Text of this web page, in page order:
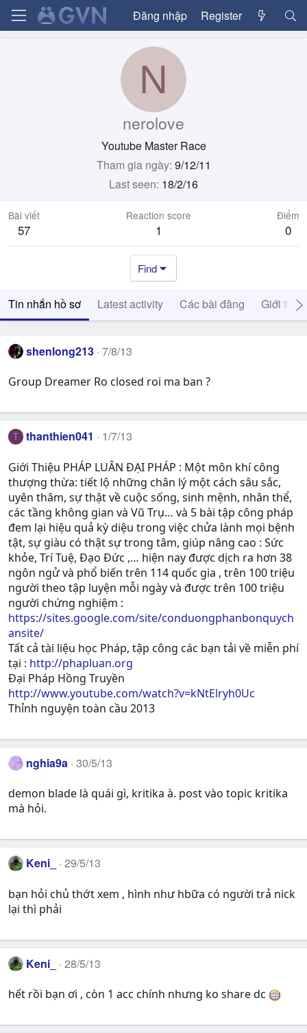
Đăng nhập Register
N
nerolove
Youtube Master Race
Tham gia ngày 9/12/11
Last seen 18/2/16
Bài viết
57
Reaction score
1
Điểm
0
Find
Tin nhắn hồ sơ Latest activity Các bài đăng Giới thiệu
shenlong213 7/8/13
Group Dreamer Ro closed roi ma ban ?
T thanthien041 1/7/13
Giới Thiệu PHÁP LUÂN ĐẠI PHÁP : Một môn khí công
thượng thừa: tiết lộ những chân lý một cách sâu sắc,
uyên thâm, sự thật về cuộc sống, sinh mệnh, nhân thể,
các tầng không gian và Vũ Trụ… và 5 bài tập công pháp
đem lại hiệu quả kỳ diệu trong việc chửa lành mọi bệnh
tật, sự giàu có thật sự trong tâm, giúp nâng cao : Sức
khỏe, Trí Tuệ, Ðạo Ðức ,… hiện nay được dịch ra hơn 38
ngôn ngử và phổ biến trên 114 quốc gia , trên 100 triệu
người theo tập luyện mỗi ngày và được trên 100 triệu
người chứng nghiệm :
https://sites.google.com/site/conduongphanbonquych
ansite/
Tất cả tài liệu học Pháp, tập công các bạn tải về miễn phí
tại : http://phapluan.org
Đại Pháp Hồng Truyền
http://www.youtube.com/watch?v=kNtElryh0Uc
Thỉnh nguyện toàn cầu 2013
nghia9a 30/5/13
demon blade là quái gì, kritika à. post vào topic kritika
mà hỏi.
Keni_ 29/5/13
bạn hỏi chủ thớt xem , hình như hbữa có người trả nick
lại thì phải
Keni_ 28/5/13
hết rồi bạn ơi , còn 1 acc chính nhưng ko share dc